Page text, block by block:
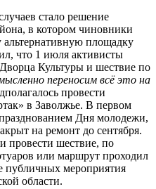
стало решение
в котором чиновники
альтернативную площадку
что 1 июля активисты
Культуры и шествие по
переносим всё это на
провести
в Заволжье. В первом
Дня молодежи,
на ремонт до сентября.
провести шествие, по
или маршрут проходил
публичных мероприятия
области.